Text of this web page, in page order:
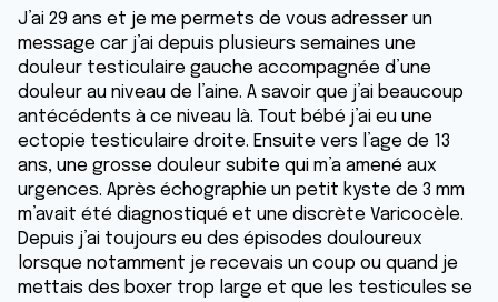
J’ai 29 ans et je me permets de vous adresser un
message car j’ai depuis plusieurs semaines une
douleur testiculaire gauche accompagnée d’une
douleur au niveau de l’aine. A savoir que j’ai beaucoup
antécédents à ce niveau là. Tout bébé j’ai eu une
ectopie testiculaire droite. Ensuite vers l’age de 13
ans, une grosse douleur subite qui m’a amené aux
urgences. Après échographie un petit kyste de 3 mm
m’avait été diagnostiqué et une discrète Varicocèle.
Depuis j’ai toujours eu des épisodes douloureux
lorsque notamment je recevais un coup ou quand je
mettais des boxer trop large et que les testicules se